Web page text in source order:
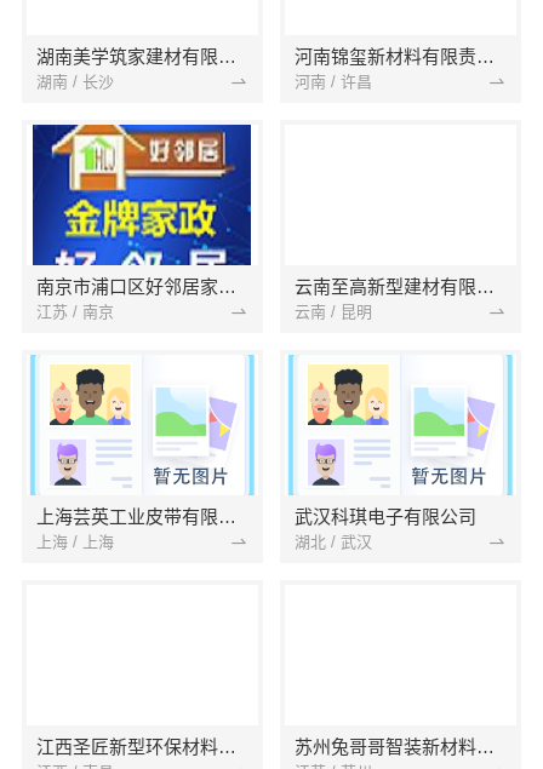
湖南美学筑家建材有限公司
湖南 / 长沙
河南锦玺新材料有限责任公司
河南 / 许昌
南京市浦口区好邻居家政服务中心
江苏 / 南京
云南至高新型建材有限公司
云南 / 昆明
上海芸英工业皮带有限公司
上海 / 上海
武汉科琪电子有限公司
湖北 / 武汉
江西圣匠新型环保材料有限公司 苏州兔哥哥智装新材料有限公司